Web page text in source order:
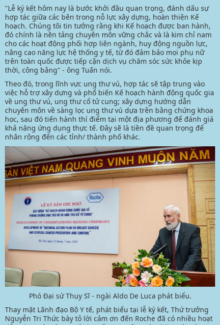
"Lễ ký kết hôm nay là bước khởi đầu quan trọng, đánh dấu sự
hợp tác giữa các bên trong nỗ lực xây dựng, hoàn thiện Kế
hoạch. Chúng tôi tin tưởng rằng khi Kế hoạch được ban hành,
đó chính là nền tảng chuyên môn vững chắc và là kim chỉ nam
cho các hoạt động phối hợp liên ngành, huy động nguồn lực,
nâng cao năng lực hệ thống y tế, từ đó đảm bảo mọi phụ nữ
trên toàn quốc được tiếp cận dịch vụ chăm sóc sức khỏe kịp
thời, công bằng" - ông Tuấn nói.
Theo đó, trong lĩnh vực ung thư vú, hợp tác sẽ tập trung vào
việc hỗ trợ xây dựng và phổ biến Kế hoạch hành động quốc gia
về ung thư vú, ung thư cổ tử cung; xây dựng hướng dẫn
chuyên môn về sàng lọc ung thư vú dựa trên bằng chứng khoa
học, sau đó tiến hành thí điểm tại một địa phương để đánh giá
khả năng ứng dụng thực tế. Đây sẽ là tiền đề quan trọng để
nhân rộng đến các tỉnh/ thành phố khác.
Phó Đại sứ Thụy Sĩ - ngài Aldo De Luca phát biểu.
Thay mặt Lãnh đạo Bộ Y tế, phát biểu tại lễ ký kết, Thứ trưởng
Nguyễn Tri Thức bày tỏ lời cảm ơn đến Roche đã có nhiều hoạt